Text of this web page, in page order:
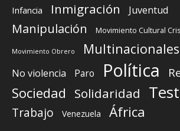
Infancia Inmigración Juventud
Manipulación Movimiento Cultural
Movimiento Obrero Multinacionales
No violencia
Paro Política
Sociedad Solidaridad
Trabajo Venezuela África